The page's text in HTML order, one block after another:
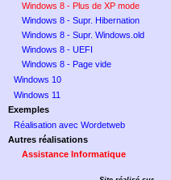
Windows 8 - Plus de XP mode
Windows 8 - Supr. Hibernation
Windows 8 - Supr. Windows.old
Windows 8 - UEFI
Windows 8 - Page vide
Windows 10
Windows 11
Exemples
Réalisation avec Wordetweb
Autres réalisations
Assistance Informatique